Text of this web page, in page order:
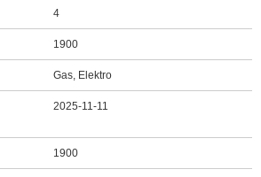
4
1900
Gas, Elektro
2025-11-11
1900